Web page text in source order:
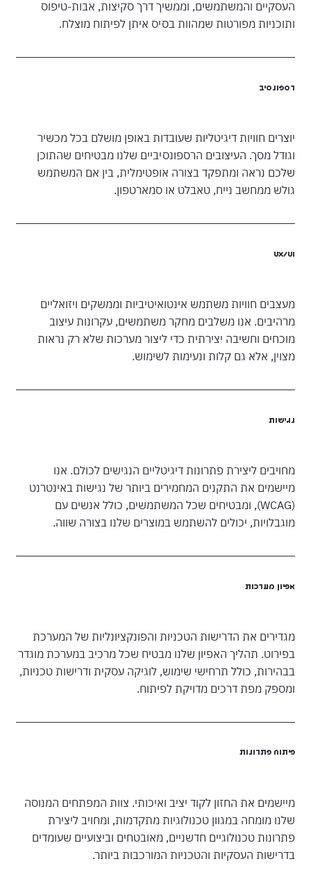
העסקיים והמשתמשים, וממשיך דרך סקיצות, אבות-טיפוס
ותוכניות מפורטות שמהוות בסיס איתן לפיתוח מוצלח.
יוצרים חוויות דיגיטליות שעובדות באופן מושלם בכל מכשיר
וגודל מסך. העיצובים הרספונסיביים שלנו מבטיחים שהתוכן
שלכם נראה ומתפקד בצורה אופטימלית, בין אם המשתמש
גולש ממחשב נייח, טאבלט או סמארטפון.
רספונסיב
מעצבים חוויות משתמש אינטואיטיביות וממשקים ויזואליים
מרהיבים. אנו משלבים מחקר משתמשים, עקרונות עיצוב
מוכחים וחשיבה יצירתית כדי ליצור מערכות שלא רק נראות
מצוין, אלא גם קלות ונעימות לשימוש.
UX/UI
מחויבים ליצירת פתרונות דיגיטליים הנגישים לכולם. אנו
מיישמים את התקנים המחמירים ביותר של נגישות באינטרנט
(WCAG), ומבטיחים שכל המשתמשים, כולל אנשים עם
מוגבלויות, יכולים להשתמש במוצרים שלנו בצורה שווה.
נגישות
מגדירים את הדרישות הטכניות והפונקציונליות של המערכת
בפירוט. תהליך האפיון שלנו מבטיח שכל מרכיב במערכת מוגדר
בבהירות, כולל תרחישי שימוש, לוגיקה עסקית ודרישות טכניות,
ומספק מפת דרכים מדויקת לפיתוח.
אפיון מערכות
מיישמים את החזון לקוד יציב ואיכותי. צוות המפתחים המנוסה
שלנו מומחה במגוון טכנולוגיות מתקדמות, ומחויב ליצירת
פתרונות טכנולוגיים חדשניים, מאובטחים וביצועיים שעומדים
בדרישות העסקיות והטכניות המורכבות ביותר.
פיתוח פתרונות